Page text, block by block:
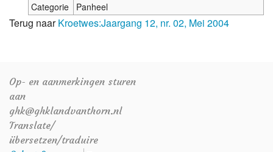
OverigCategorie
Panheel
Terug naarKroetwes:Jaargang 12, nr. 02, Mei 2004
Op- en aanmerkingen sturen
aan
ghk@ghklandvanthorn.nl
Translate/
übersetzen/traduire